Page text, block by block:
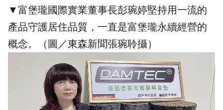
▼富堡瓏國際實業董事長彭琬婷堅持用一流的
產品守護居住品質，一直是富堡瓏永續經營的
概念。（圖／東森新聞張琬聆攝）